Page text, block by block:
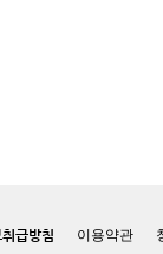
급방침 이용약관